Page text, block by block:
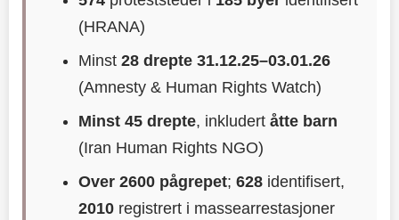
(HRANA)
Minst28 drepte 31.12.25–03.01.26
(Amnesty & Human Rights Watch)
Minst 45 drepte, inkludertåtte barn
(Iran Human Rights NGO)
Over 2600 pågrepet;628 identifisert,
2010 registrert i massearrestasjoner